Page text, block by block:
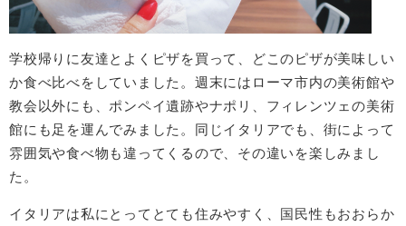
学校帰りに友達とよくピザを買って、どこのピザが美味しい
か食べ比べをしていました。週末にはローマ市内の美術館や
教会以外にも、ポンペイ遺跡やナポリ、フィレンツェの美術
館にも足を運んでみました。同じイタリアでも、街によって
雰囲気や食べ物も違ってくるので、その違いを楽しみまし
た。
イタリアは私にとってとても住みやすく、国民性もおおらか